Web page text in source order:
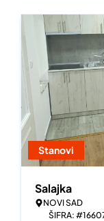
Stanovi
Salajka
NOVI SAD
ŠIFRA: